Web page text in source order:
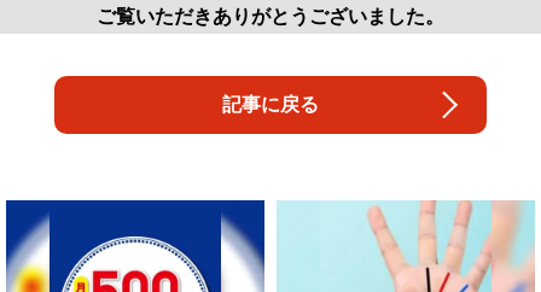
ご覧いただきありがとうございました。
記事に戻る